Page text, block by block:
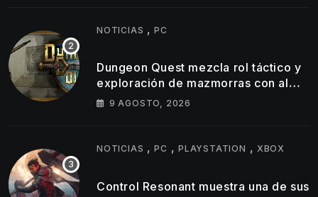
NOTICIAS ,PC
Dungeon Quest mezcla rol táctico y
exploración de mazmorras con alma
clásica
9 AGOSTO, 2026
NOTICIAS ,PC ,PLAYSTATION , XBOX
Control Resonant muestra una de sus